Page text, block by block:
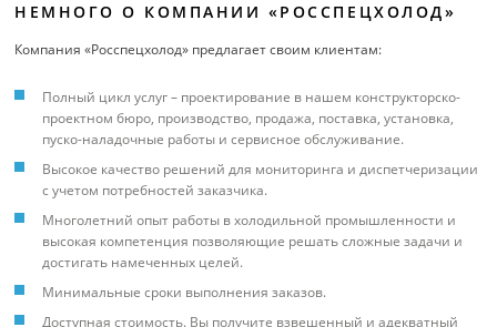
НЕМНОГО О КОМПАНИИ «РОССПЕЦХОЛОД»
Компания «Росспецхолод» предлагает своим клиентам:
Полный цикл услуг – проектирование в нашем конструкторско-
проектном бюро, производство, продажа, поставка, установка,
пуско-наладочные работы и сервисное обслуживание.
Высокое качество решений для мониторинга и диспетчеризации
с учетом потребностей заказчика.
Многолетний опыт работы в холодильной промышленности и
высокая компетенция позволяющие решать сложные задачи и
достигать намеченных целей.
Минимальные сроки выполнения заказов.
Доступная стоимость. Вы получите взвешенный и адекватный